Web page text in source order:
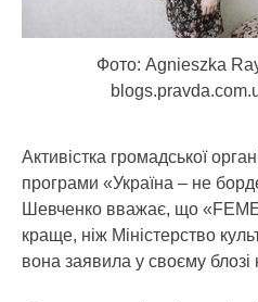
Фото: Agnieszka
Активістка громадської
програми «Україна – не
Шевченко вважає, що
краще, ніж Міністерство
вона заявила у своєму блозі